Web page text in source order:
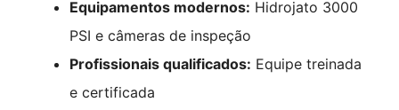
Equipamentos modernos: Hidrojato 3000
PSI e câmeras de inspeção
Profissionais qualificados: Equipe treinada
e certificada